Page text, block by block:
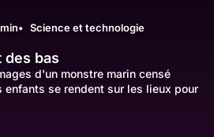
Science et technologie
des bas
d'un monstre marin censé
enfants se rendent sur les lieux pour